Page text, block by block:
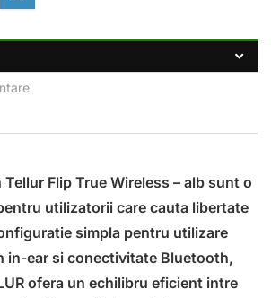
Flip True Wireless – alb sunt o
utilizatorii care cauta libertate
simpla pentru utilizare
in-ear si conectivitate Bluetooth,
ofera un echilibru eficient intre